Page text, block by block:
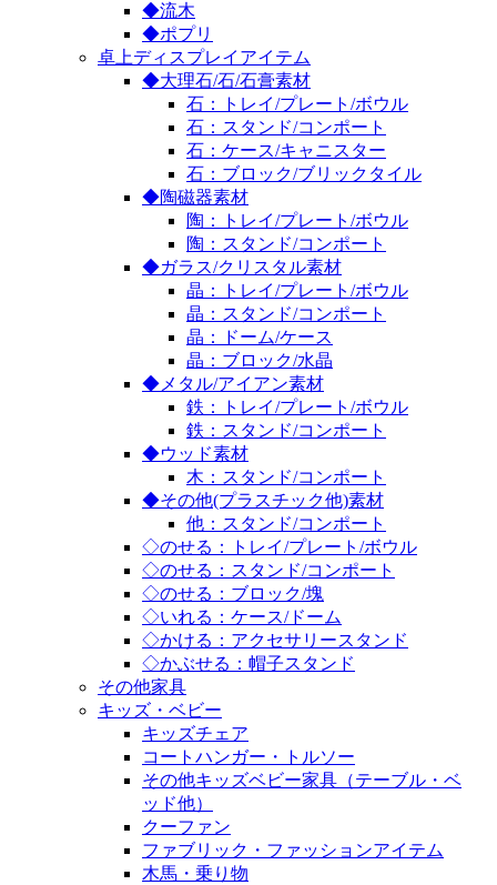
◆流木
◆ポプリ
卓上ディスプレイアイテム
◆大理石/石/石膏素材
石：トレイ/プレート/ボウル
石：スタンド/コンポート
石：ケース/キャニスター
石：ブロック/ブリックタイル
◆陶磁器素材
陶：トレイ/プレート/ボウル
陶：スタンド/コンポート
◆ガラス/クリスタル素材
晶：トレイ/プレート/ボウル
晶：スタンド/コンポート
晶：ドーム/ケース
晶：ブロック/水晶
◆メタル/アイアン素材
鉄：トレイ/プレート/ボウル
鉄：スタンド/コンポート
◆ウッド素材
木：スタンド/コンポート
◆その他(プラスチック他)素材
他：スタンド/コンポート
◇のせる：トレイ/プレート/ボウル
◇のせる：スタンド/コンポート
◇のせる：ブロック/塊
◇いれる：ケース/ドーム
◇かける：アクセサリースタンド
◇かぶせる：帽子スタンド
その他家具
キッズ・ベビー
キッズチェア
コートハンガー・トルソー
その他キッズベビー家具（テーブル・ベ
ッド他）
クーファン
ファブリック・ファッションアイテム
木馬・乗り物